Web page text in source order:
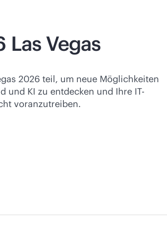
Las Vegas
2026 teil, um neue Möglichkeiten
und KI zu entdecken und Ihre IT-
voranzutreiben.